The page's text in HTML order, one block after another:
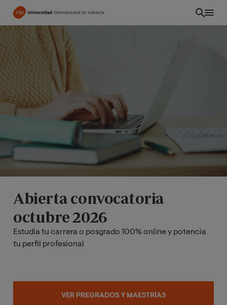
Pasar
contenido
principal
Abierta convocatoria
octubre 2026
Estudia tu carrera o posgrado 100% online y potencia
tu perfil profesional
VER PREGRADOS Y MAESTRÍAS